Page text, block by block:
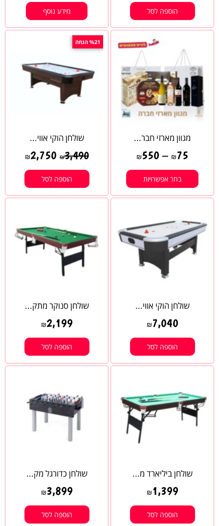
הוספה לסל מידע נוסף
מגוון מארזי חבר...
₪ 75
–
₪ 550
בחר אפשרויות
%21 הנחה
שולחן הוקי אווי...
₪3,490
₪2,750
הוספה לסל
שולחן הוקי אווי...
₪ 7,040
הוספה לסל
שולחן סנוקר מתק...
₪2,199
הוספה לסל
שולחן ביליארד מ...
₪ 1,399
הוספה לסל
שולחן כדורגל מק...
₪3,899
הוספה לסל